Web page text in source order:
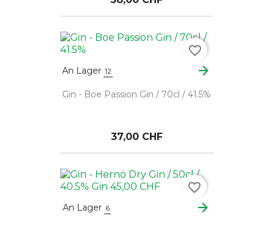
An Lager 12 arrow_forward
Gin - Boe Passion Gin / 70cl / 41.5%
37,00 CHF
favorite_border
An Lager 6 arrow_forward
favorite_border